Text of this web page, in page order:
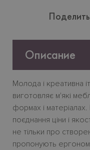
Описание
Молода і креативна
виготовляє м'які
формах і матеріалах.
поєднання ціни і
не тільки про
пропонують